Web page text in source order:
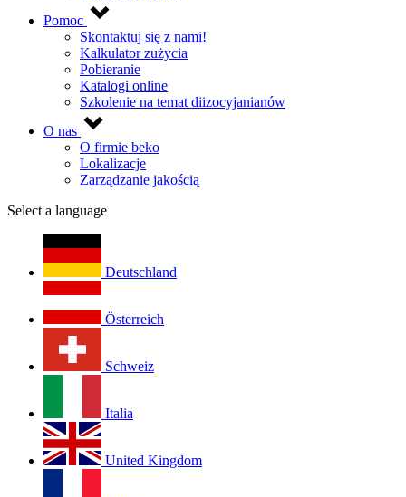
Pomoc
Skontaktuj się z nami!
Kalkulator zużycia
Pobieranie
Katalogi online
Szkolenie na temat diizocyjanianów
O nas
O firmie beko
Lokalizacje
Zarządzanie jakością
Select a language
Deutschland
Österreich
Schweiz
Italia
United Kingdom